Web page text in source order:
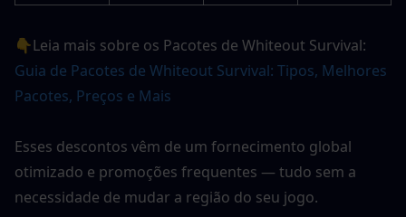
👇Leia mais sobre os Pacotes de Whiteout Survival:
Guia de Pacotes de Whiteout Survival: Tipos, Melhores
Pacotes, Preços e Mais
Esses descontos vêm de um fornecimento global
otimizado e promoções frequentes — tudo sem a
necessidade de mudar a região do seu jogo.